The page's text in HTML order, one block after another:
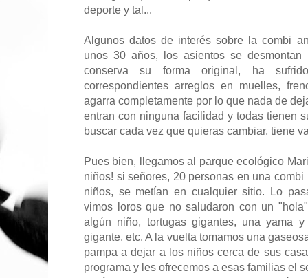
deporte y tal...
Algunos datos de interés sobre la combi
unos 30 años, los asientos se
conserva su forma original, ha
correspondientes arreglos en muelles,
agarra completamente por lo que nada de
entran con ninguna facilidad y todas tienen
buscar cada vez que quieras cambiar, tiene
Pues bien, llegamos al parque ecológico
niños! si señores, 20 personas en una
niños, se metían en cualquier sitio. Lo
vimos loros que no saludaron con un
algún niño, tortugas gigantes, una yama
gigante, etc. A la vuelta tomamos una
pampa a dejar a los niños cerca de sus
programa y les ofrecemos a esas familias el